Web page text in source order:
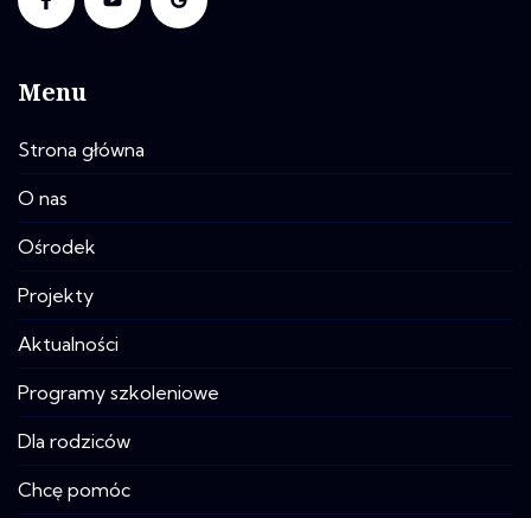
Menu
Strona główna
O nas
Ośrodek
Projekty
Aktualności
Programy szkoleniowe
Dla rodziców
Chcę pomóc